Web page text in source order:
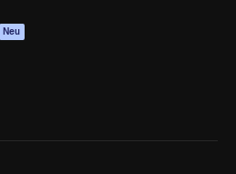
Neu